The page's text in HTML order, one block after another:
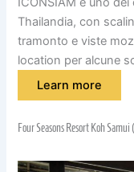
Thailandia, con
tramonto e viste
location per alcune
Learn more
Four Seasons Resort Koh